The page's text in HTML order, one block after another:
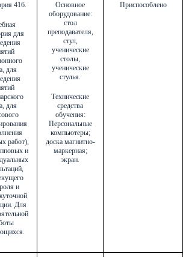
416.
для
для
для
работ),
и
и
Для
Основное
оборудование:
стол
преподавателя,
стул,
ученические
столы,
ученические
стулья.
Технические
средства
обучения:
Персональные
компьютеры;
доска магнитно-
маркерная;
экран.
Приспособлено